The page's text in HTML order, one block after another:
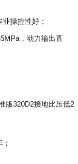
操控性好；
，动力输出直
版320D2接地比压低2